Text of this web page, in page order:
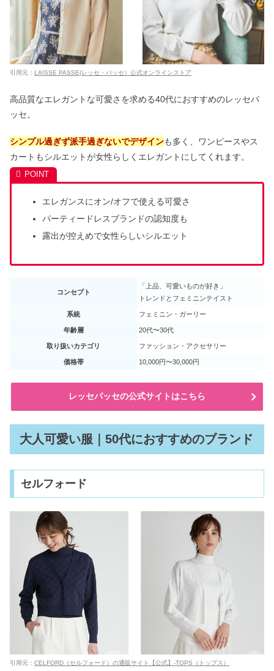
引用元： LAISSE PASSE(レッセ・パッセ）公式オンラインストア
高品質なエレガントな可愛さを求める40代におすすめのレッセパ
ッセ。
シンプル過ぎず派手過ぎないでデザインも多く、ワンピースやス
カートもシルエットが女性らしくエレガントにしてくれます。
エレガンスにオン/オフで使える可愛さ
パーティードレスブランドの認知度も
露出が控えめで女性らしいシルエット
コンセプト
「上品、可愛いものが好き」
トレンドとフェミニンテイスト
系統 フェミニン・ガーリー
年齢層 20代〜30代
取り扱いカテゴリ ファッション・アクセサリー
価格帯 10,000円〜30,000円
レッセパッセの公式サイトはこちら
大人可愛い服｜50代におすすめのブランド
セルフォード
引用元： CELFORD（セルフォード）の通販サイト【公式】-TOPS（トップス）